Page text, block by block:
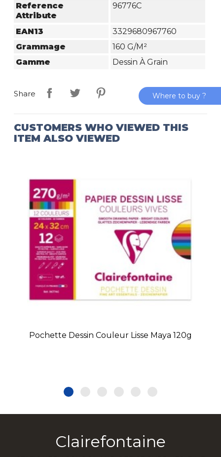
Reference
Attribute
96776C
EAN13
3329680967760
Grammage
160 G/m²
Gamme
Dessin À Grain
Share
CUSTOMERS WHO VIEWED THIS
ITEM ALSO VIEWED
Pochette Dessin Couleur Lisse Maya 120g
Clairefontaine
Where to buy ?